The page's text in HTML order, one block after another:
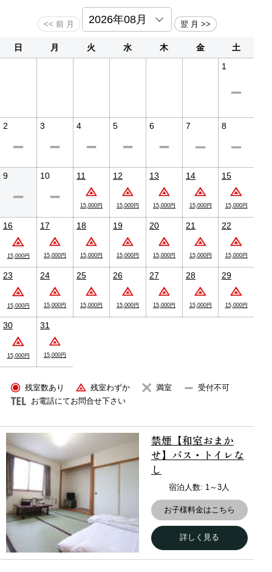
・味噌汁
━【温泉】━
阿寒湖温泉は先住民族であるアイヌの人々が150年前には利
泉質は単純泉で、神経痛や冷え性、慢性消化器病などに効果
━【施設情報】━
ご不明な点は施設までお問い合わせください。
※当館には冷房ならびにエレベーターの設置がございませ
ん。
予めご了承の上、ご予約をお願い申し上げます。
◎インターネット接続無料
館内にはWi-Fiを完備しており、快適にインターネットをご利
用いただけます。
◎釣り・登山・スキー情報
ポートを致します。
ご希望に添えない場合もございますが、皆様の旅が最高のも
のとなるよう、お手伝い致します。
【釣り/アクティビティ】安全に気を付けて釣りをお楽
しみください。
日 月 火 水 木 金
土
1
2 3 4 5 6 7 8
9 10 11
15,000円
12
15,000円
13
15,000円
14
15,000円
15
15,000円
16
15,000円
17
15,000円
18
15,000円
19
15,000円
20
15,000円
21
15,000円
22
15,000円
23
15,000円
24
15,000円
25
15,000円
26
15,000円
27
15,000円
28
15,000円
29
15,000円
30
15,000円
31
15,000円
残室数あり 残室わずか 満室
受付不可
お電話にてお問合せ下さい
禁煙【和室おまか
せ】バス・トイレな
し
宿泊人数: 1～3人
お子様料金はこちら
詳しく見る